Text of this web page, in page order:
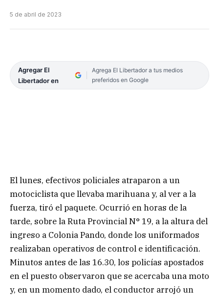
5 de abril de 2023
Agregar El
Libertador en
Agrega El Libertador a tus medios
preferidos en Google
El lunes, efectivos policiales atraparon a un
motociclista que llevaba marihuana y, al ver a la
fuerza, tiró el paquete. Ocurrió en horas de la
tarde, sobre la Ruta Provincial N° 19, a la altura del
ingreso a Colonia Pando, donde los uniformados
realizaban operativos de control e identificación.
Minutos antes de las 16.30, los policías apostados
en el puesto observaron que se acercaba una moto
y, en un momento dado, el conductor arrojó un